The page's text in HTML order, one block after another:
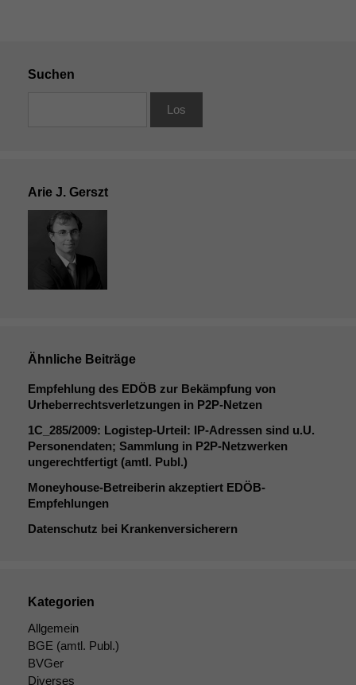
Suchen
Arie J. Gerszt
Ähnliche Beiträge
Empfehlung des EDÖB zur Bekämpfung von
Urheberrechtsverletzungen in P2P-Netzen
1C_285/2009: Logistep-Urteil: IP-Adressen sind u.U.
Personendaten; Sammlung in P2P-Netzwerken
ungerechtfertigt (amtl. Publ.)
Moneyhouse-Betreiberin akzeptiert EDÖB-
Empfehlungen
Datenschutz bei Krankenversicherern
Kategorien
Allgemein
BGE (amtl. Publ.)
BVGer
Diverses